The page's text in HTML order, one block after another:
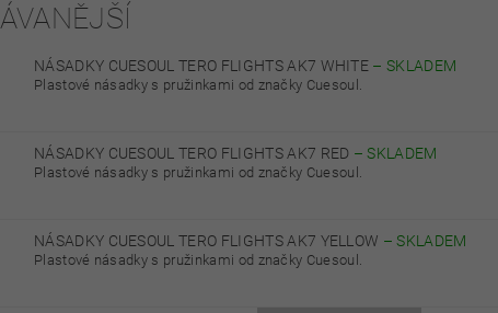
NÁSADKY CUESOUL TERO FLIGHTS AK7 WHITE –SKLADEM
Plastové násadky s pružinkami od značky Cuesoul.
NÁSADKY CUESOUL TERO FLIGHTS AK7 RED –SKLADEM
Plastové násadky s pružinkami od značky Cuesoul.
NÁSADKY CUESOUL TERO FLIGHTS AK7 YELLOW –SKLADEM
Plastové násadky s pružinkami od značky Cuesoul.